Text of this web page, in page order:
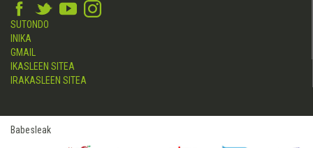
SUTONDO
INIKA
GMAIL
IKASLEEN SITEA
IRAKASLEEN SITEA
Babesleak